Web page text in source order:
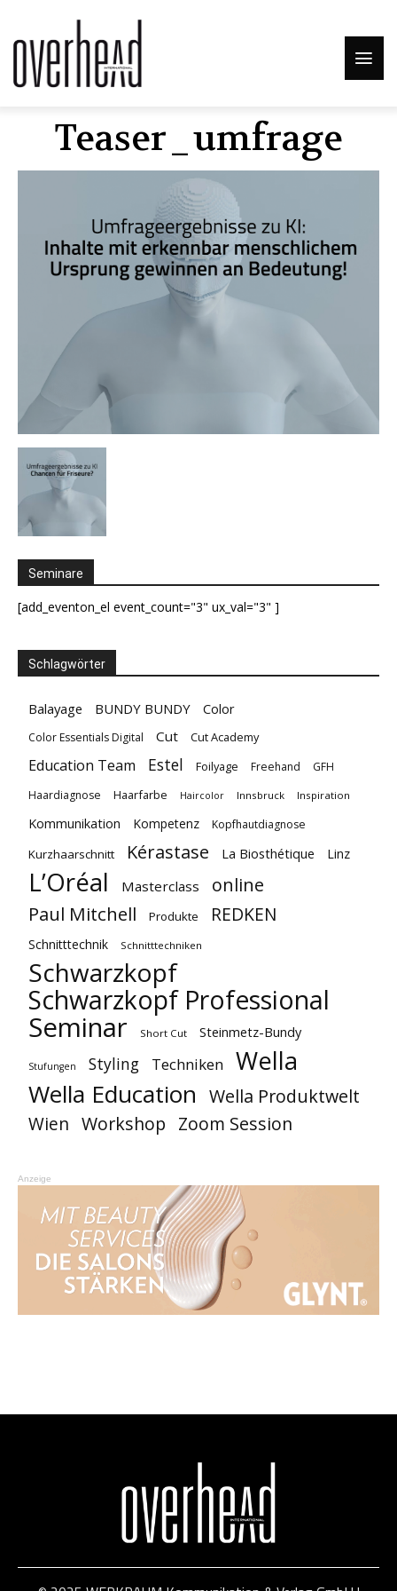
Teaser_umfrage
Seminare
[add_eventon_el event_count="3" ux_val="3" ]
Schlagwörter
Balayage BUNDY BUNDY Color
Color Essentials Digital Cut Cut Academy
Education Team Estel Foilyage Freehand
GFH
Haardiagnose
Haarfarbe Haircolor Innsbruck Inspiration
Kommunikation Kompetenz Kopfhautdiagnose
Kurzhaarschnitt Kérastase La Biosthétique Linz
L’Oréal Masterclass online
Paul Mitchell Produkte REDKEN
Schnitttechnik Schnitttechniken
Schwarzkopf
Schwarzkopf Professional
Seminar Short Cut Steinmetz-Bundy
Stufungen Styling Techniken Wella
Wella Education Wella Produktwelt
Wien Workshop Zoom Session
Anzeige